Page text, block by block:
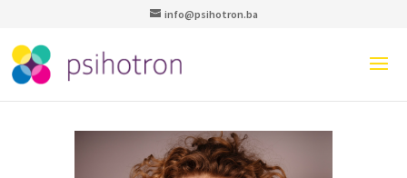
info@psihotron.ba